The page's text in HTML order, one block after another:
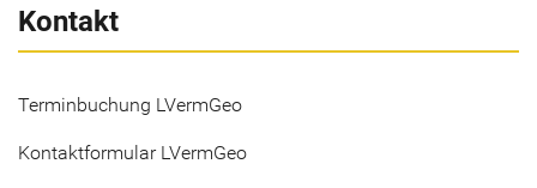
Kontakt
Terminbuchung LVermGeo
Kontaktformular LVermGeo